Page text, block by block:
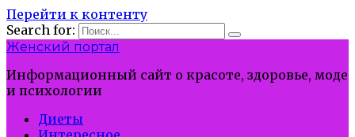
Перейти к контенту
Search for:
Женский портал
Информационный сайт о красоте, здоровье, моде
и психологии
Диеты